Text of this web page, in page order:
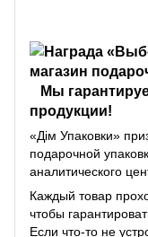
Мы
продукции!
«Дім Упаковки»
подарочной
аналитического
Каждый товар
чтобы
Если что-то не